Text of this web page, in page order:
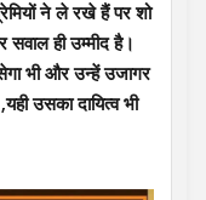
ने ले रखे हैं पर शो
सवाल ही उम्मीद है।
भी और उन्हें उजागर
उसका दायित्व भी